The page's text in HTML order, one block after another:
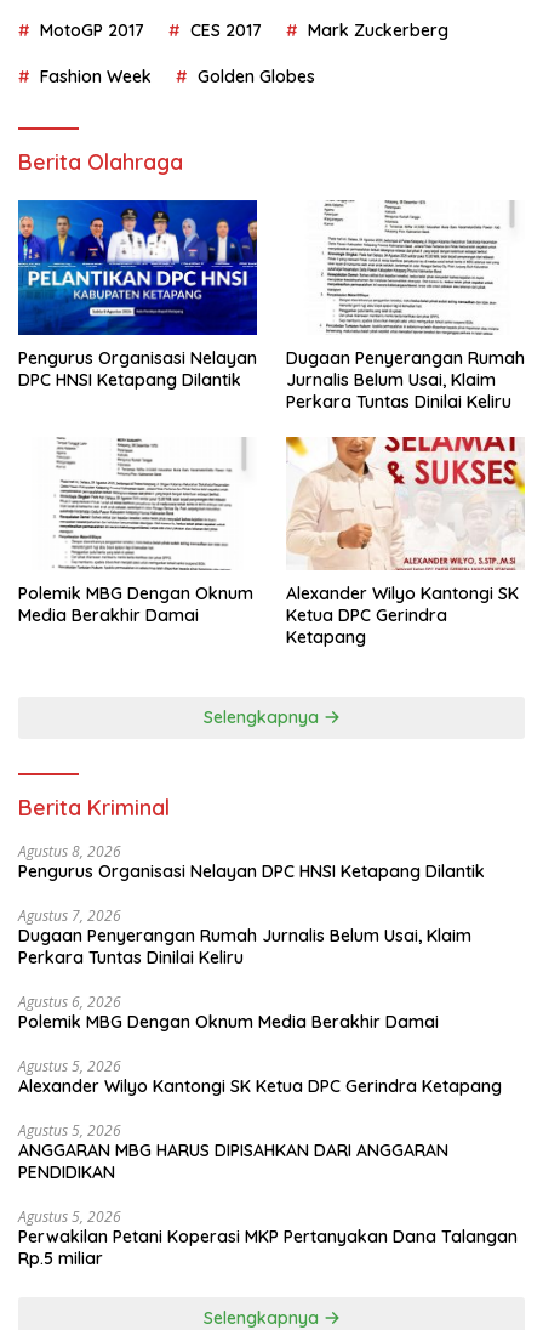
MotoGP 2017 CES 2017 Mark Zuckerberg
Fashion Week Golden Globes
Berita Olahraga
Pengurus Organisasi Nelayan
DPC HNSI Ketapang Dilantik
Dugaan Penyerangan Rumah
Jurnalis Belum Usai, Klaim
Perkara Tuntas Dinilai Keliru
Polemik MBG Dengan Oknum
Media Berakhir Damai
Alexander Wilyo Kantongi SK
Ketua DPC Gerindra
Ketapang
Selengkapnya
Berita Kriminal
Agustus 8, 2026
Pengurus Organisasi Nelayan DPC HNSI Ketapang Dilantik
Agustus 7, 2026
Dugaan Penyerangan Rumah Jurnalis Belum Usai, Klaim
Perkara Tuntas Dinilai Keliru
Agustus 6, 2026
Polemik MBG Dengan Oknum Media Berakhir Damai
Agustus 5, 2026
Alexander Wilyo Kantongi SK Ketua DPC Gerindra Ketapang
Agustus 5, 2026
ANGGARAN MBG HARUS DIPISAHKAN DARI ANGGARAN
PENDIDIKAN
Agustus 5, 2026
Perwakilan Petani Koperasi MKP Pertanyakan Dana Talangan
Rp.5 miliar
Selengkapnya